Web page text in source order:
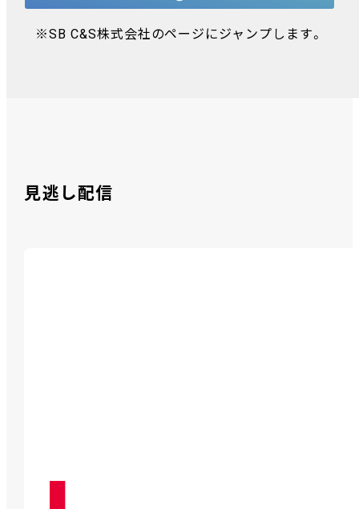
※SB C&S株式会社のページにジャンプします。
見逃し配信